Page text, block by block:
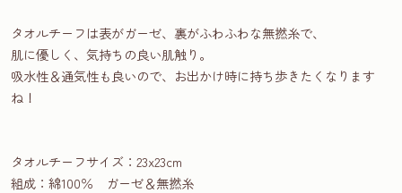
タオルチーフは表がガーゼ、裏がふわふわな無撚糸で、
肌に優しく、気持ちの良い肌触り。
吸水性＆通気性も良いので、お出かけ時に持ち歩きたくなります
ね！
タオルチーフサイズ：23x23cm
組成：綿100％ ガーゼ＆無撚糸